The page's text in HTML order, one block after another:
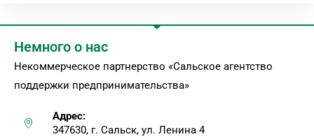
Немного о нас
Некоммерческое партнерство «Сальское агентство
поддержки предпринимательства»
Адрес:
347630, г. Сальск, ул. Ленина 4